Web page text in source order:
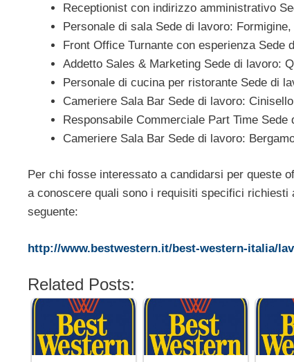
Receptionist con indirizzo amministrativo
Personale di sala Sede di lavoro:
Front Office Turnante con esperienza Sede
Addetto Sales & Marketing Sede di lavoro:
Personale di cucina per ristorante Sede di
Cameriere Sala Bar Sede di lavoro:
Responsabile Commerciale Part Time
Cameriere Sala Bar Sede di lavoro:
Per chi fosse interessato a candidarsi per queste
a conoscere quali sono i requisiti specifici
seguente:
http://www.bestwestern.it/best-western-italia/
Related Posts: